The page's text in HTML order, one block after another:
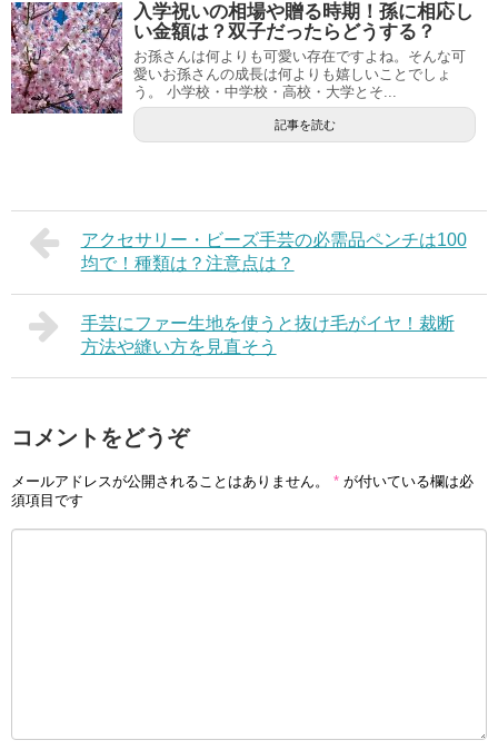
入学祝いの相場や贈る時期！孫に相応し
い金額は？双子だったらどうする？
お孫さんは何よりも可愛い存在ですよね。そんな可
愛いお孫さんの成長は何よりも嬉しいことでしょ
う。 小学校・中学校・高校・大学とそ...
記事を読む
アクセサリー・ビーズ手芸の必需品ペンチは100
均で！種類は？注意点は？
手芸にファー生地を使うと抜け毛がイヤ！裁断
方法や縫い方を見直そう
コメントをどうぞ
メールアドレスが公開されることはありません。 * が付いている欄は必
須項目です